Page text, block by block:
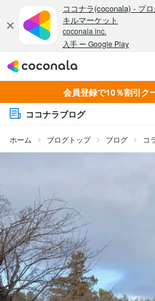
会員登録で10％割引ク
ココナラブログ
ホーム ブログトップ ブログ コ